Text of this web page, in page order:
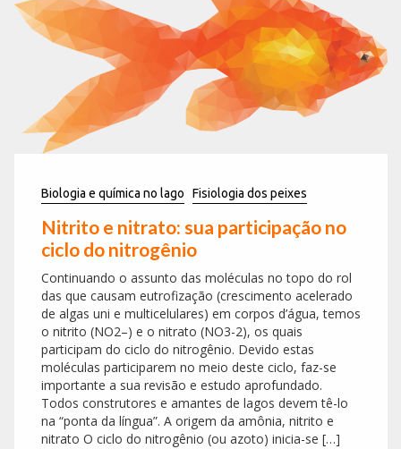
Biologia e química no lago Fisiologia dos peixes
Nitrito e nitrato: sua participação no
ciclo do nitrogênio
Continuando o assunto das moléculas no topo do rol
das que causam eutrofização (crescimento acelerado
de algas uni e multicelulares) em corpos d’água, temos
o nitrito (NO2–) e o nitrato (NO3-2), os quais
participam do ciclo do nitrogênio. Devido estas
moléculas participarem no meio deste ciclo, faz-se
importante a sua revisão e estudo aprofundado.
Todos construtores e amantes de lagos devem tê-lo
na “ponta da língua”. A origem da amônia, nitrito e
nitrato O ciclo do nitrogênio (ou azoto) inicia-se […]